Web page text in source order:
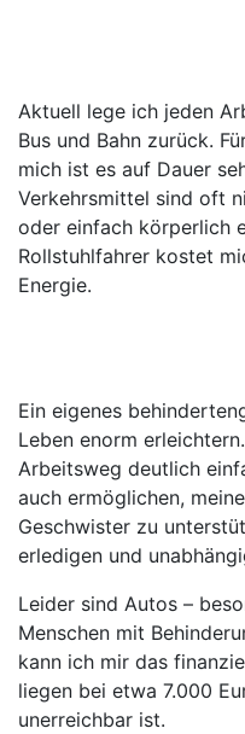
Aktuell lege ich jeden
Bus und Bahn zurück.
mich ist es auf Dauer
Verkehrsmittel sind oft
oder einfach körperlich
Rollstuhlfahrer kostet
Energie.
Ein eigenes
Leben enorm
Arbeitsweg deutlich
auch ermöglichen,
Geschwister zu
erledigen und
Leider sind Autos –
Menschen mit
kann ich mir das
liegen bei etwa 7.000
unerreichbar ist.